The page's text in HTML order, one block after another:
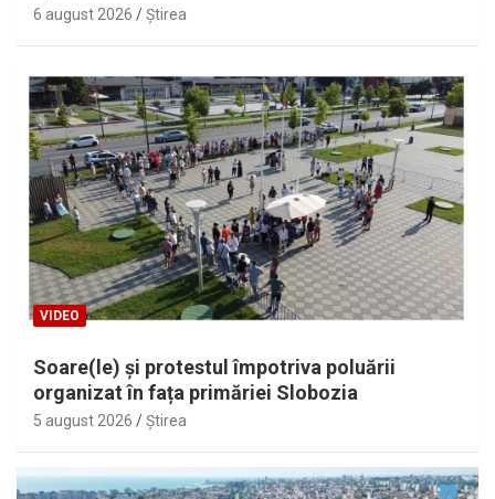
6 august 2026 Ştirea
VIDEO
Soare(le) și protestul împotriva poluării
organizat în fața primăriei Slobozia
5 august 2026 Ştirea